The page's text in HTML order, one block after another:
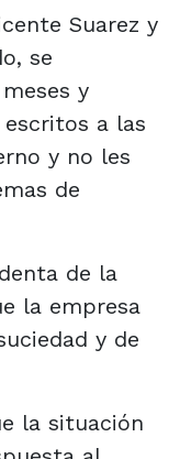
Suarez y
se
y
a las
y no les
de
de la
la empresa
y de
la situación